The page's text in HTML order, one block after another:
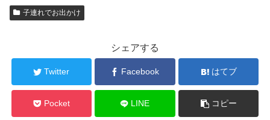
子連れでお出かけ
シェアする
Twitter Facebook はてブ
Pocket LINE コピー